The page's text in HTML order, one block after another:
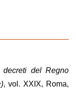
del Regno
, vol. XXIX, Roma,